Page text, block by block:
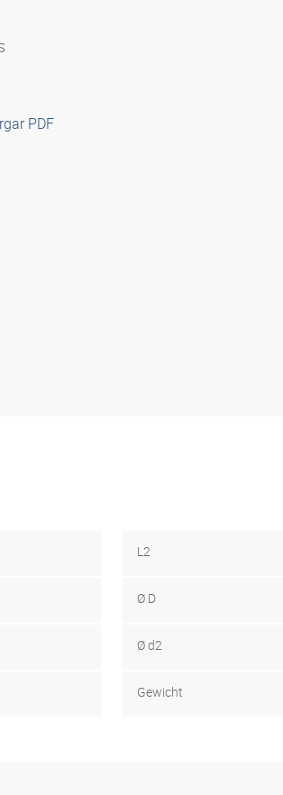
PDF
L2
Ø D
Ø d2
Gewicht